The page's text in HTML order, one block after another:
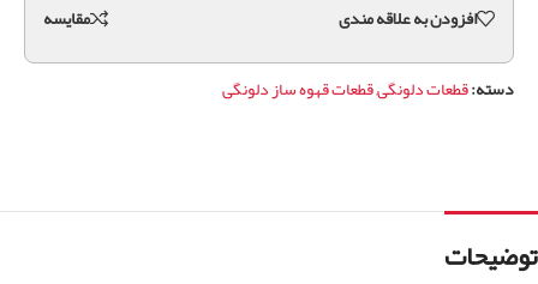
افزودن به علاقه مندی مقايسه
دسته:قطعات دلونگی,قطعات قهوه ساز دلونگی
توضیحات